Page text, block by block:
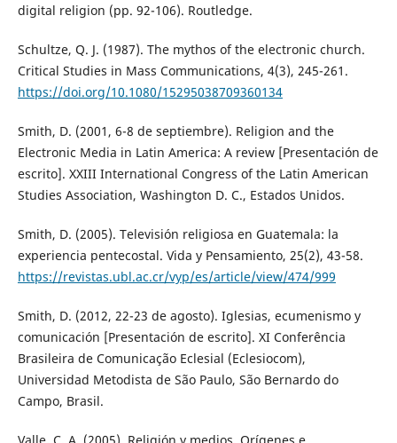
digital religion (pp. 92-106). Routledge.
Schultze, Q. J. (1987). The mythos of the electronic church.
Critical Studies in Mass Communications, 4(3), 245-261.
https://doi.org/10.1080/15295038709360134
Smith, D. (2001, 6-8 de septiembre). Religion and the
Electronic Media in Latin America: A review [Presentación de
escrito]. XXIII International Congress of the Latin American
Studies Association, Washington D. C., Estados Unidos.
Smith, D. (2005). Televisión religiosa en Guatemala: la
experiencia pentecostal. Vida y Pensamiento, 25(2), 43-58.
https://revistas.ubl.ac.cr/vyp/es/article/view/474/999
Smith, D. (2012, 22-23 de agosto). Iglesias, ecumenismo y
comunicación [Presentación de escrito]. XI Conferência
Brasileira de Comunicação Eclesial (Eclesiocom),
Universidad Metodista de São Paulo, São Bernardo do
Campo, Brasil.